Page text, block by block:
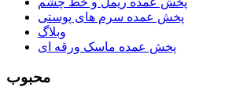
پخش عمده سرم های پوستی
وبلاگ
پخش عمده ماسک ورقه ای
محبوب